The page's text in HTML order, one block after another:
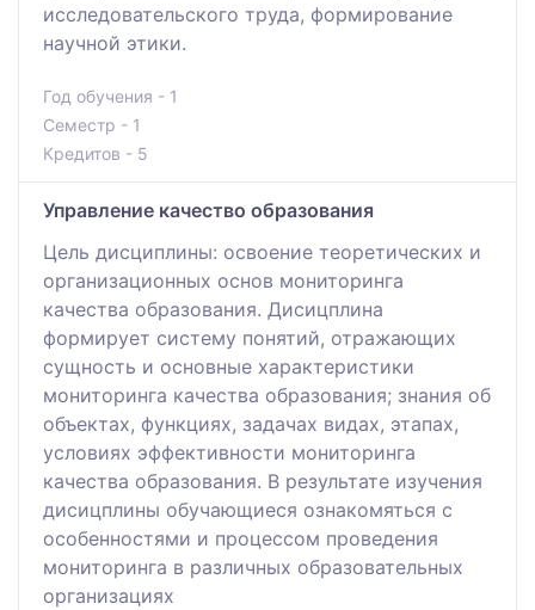
исследовательского труда, формирование
научной этики.
Год обучения - 1
Семестр - 1
Кредитов - 5
Управление качество образования
Цель дисциплины: освоение теоретических и
организационных основ мониторинга
качества образования. Дисицплина
формирует систему понятий, отражающих
сущность и основные характеристики
мониторинга качества образования; знания об
объектах, функциях, задачах видах, этапах,
условиях эффективности мониторинга
качества образования. В результате изучения
дисицплины обучающиеся ознакомяться с
особенностями и процессом проведения
мониторинга в различных образовательных
организациях